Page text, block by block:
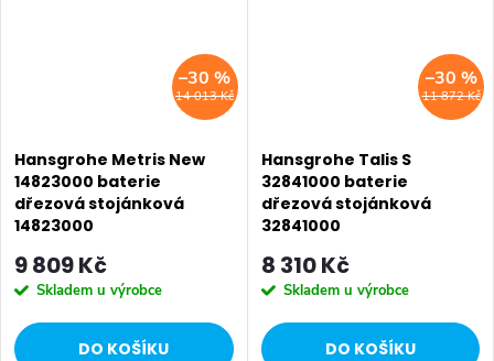
14 013 Kč
–30 %
Hansgrohe Metris New
14823000 baterie
dřezová stojánková
14823000
9 809 Kč
Skladem u výrobce
DO KOŠÍKU
11 872 Kč
–30 %
Hansgrohe Talis S
32841000 baterie
dřezová stojánková
32841000
8 310 Kč
Skladem u výrobce
DO KOŠÍKU